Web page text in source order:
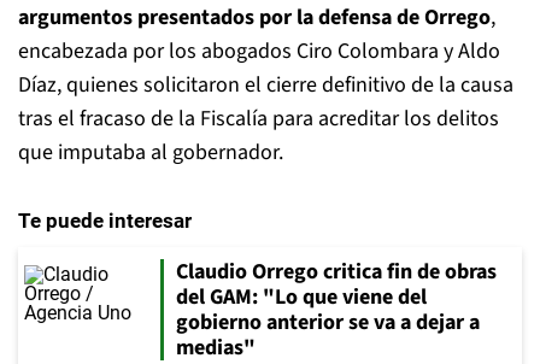
argumentos presentados por la defensa de Orrego,
encabezada por los abogados Ciro Colombara y Aldo
Díaz, quienes solicitaron el cierre definitivo de la causa
tras el fracaso de la Fiscalía para acreditar los delitos
que imputaba al gobernador.
Te puede interesar
Claudio Orrego critica fin de obras
del GAM: "Lo que viene del
gobierno anterior se va a dejar a
medias"